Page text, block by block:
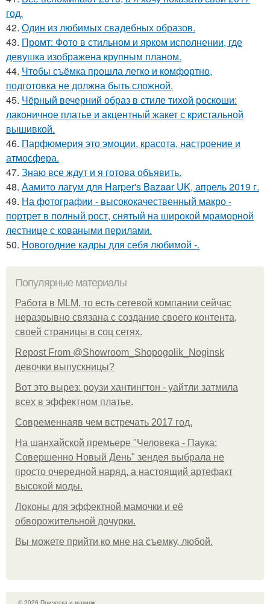
год.
42. Один из любимых свадебных образов.
43. Промт: Фото в стильном и ярком исполнении, где
девушка изображена крупным планом.
44. Чтобы съёмка прошла легко и комфортно,
подготовка не должна быть сложной.
45. Чёрный вечерний образ в стиле тихой роскоши:
лаконичное платье и акцентный жакет с кристальной
вышивкой.
46. Парфюмерия это эмоции, красота, настроение и
атмосфера.
47. Знаю все ждут и я готова объявить.
48. Аамито лагум для Harper's Bazaar UK, апрель 2019 г.
49. На фотографии - высококачественный макро -
портрет в полный рост, снятый на широкой мраморной
лестнице с коваными перилами.
50. Новогодние кадры для себя любимой -.
Популярные материалы
Работа в MLM, то есть сетевой компании сейчас
неразрывно связана с создание своего контента,
своей страницы в соц сетях.
Repost From @Showroom_Shopogolik_Noginsk
девочки выпускницы?
Вот это вырез: роузи хантингтон - уайтли затмила
всех в эффектном платьe.
Современнаяв чем встречать 2017 год.
На шанхайской премьере "Человека - Паука:
Совершенно Новый День" зендея выбрала не
просто очередной наряд, а настоящий артефакт
высокой моды.
Локоны для эффектной мамочки и её
обворожительной дочурки.
Вы можете прийти ко мне на съемку, любой.
© 2026 Прическа и макияж